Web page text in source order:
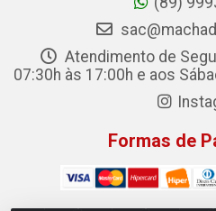
Atendimento de
07:30h às 17:00h e aos
Formas de